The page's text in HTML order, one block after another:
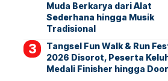
Muda Berkarya dari Alat
Sederhana hingga Musik
Tradisional
Tangsel Fun Walk & Run
2026 Disorot, Peserta
Medali Finisher hingga